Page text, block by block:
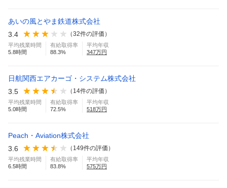
あいの風とやま鉄道株式会社
3.4
（32件の評価）
平均残業時間
5.8時間
有給取得率
88.3%
平均年収
347万円
日航関西エアカーゴ・システム株式会社
3.5
（ 14件の評価）
平均残業時間
5.0時間
有給取得率
72.5%
平均年収
518万円
Peach・Aviation株式会社
3.6
（ 149件の評価）
平均残業時間
6.5時間
有給取得率
83.8%
平均年収
575万円